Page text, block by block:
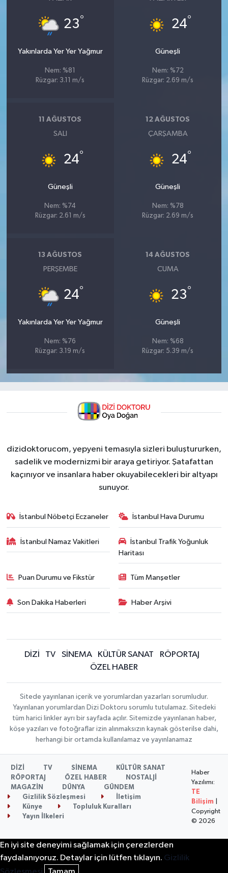
23°
Yakınlarda Yer Yer Yağmur
Nem: %81
Rüzgar: 3.11 m/s
24°
Güneşli
Nem: %72
Rüzgar: 2.69 m/s
11 AĞUSTOS
SALI
24°
Güneşli
Nem: %74
Rüzgar: 2.61 m/s
12 AĞUSTOS
ÇARŞAMBA
24°
Güneşli
Nem: %78
Rüzgar: 2.69 m/s
13 AĞUSTOS
PERŞEMBE
24°
Yakınlarda Yer Yer Yağmur
Nem: %76
Rüzgar: 3.19 m/s
14 AĞUSTOS
CUMA
23°
Güneşli
Nem: %68
Rüzgar: 5.39 m/s
dizidoktorucom, yepyeni temasıyla sizleri buluştururken,
sadelik ve modernizmi bir araya getiriyor. Şatafattan
kaçınıyor ve insanlara haber okuyabilecekleri bir altyapı
sunuyor.
İstanbul Nöbetçi Eczaneler İstanbul Hava Durumu
İstanbul Namaz Vakitleri
İstanbul Trafik Yoğunluk
Haritası
Puan Durumu ve Fikstür Tüm Manşetler
Son Dakika Haberleri Haber Arşivi
DİZİ TV SİNEMA KÜLTÜR SANAT
RÖPORTAJ
ÖZEL HABER
Sitede yayınlanan içerik ve yorumlardan yazarları sorumludur.
Yayınlanan yorumlardan Dizi Doktoru sorumlu tutulamaz. Sitedeki
tüm harici linkler ayrı bir sayfada açılır. Sitemizde yayınlanan haber,
köşe yazıları ve fotoğraflar izin alınmaksızın kaynak gösterilse dahi,
herhangi bir ortamda kullanılamaz ve yayınlanamaz
DİZİ TV SİNEMA
KÜLTÜR SANAT
RÖPORTAJ
ÖZEL HABER
NOSTALJİ
MAGAZİN
DÜNYA
GÜNDEM
Gizlilik Sözleşmesi
İletişim
Künye
Topluluk Kuralları
Yayın İlkeleri
Haber
Yazılımı:
TE
Bilişim
Copyright
© 2026
En iyi site deneyimi sağlamak için çerezlerden
faydalanıyoruz. Detaylar için lütfen tıklayın. Gizlilik